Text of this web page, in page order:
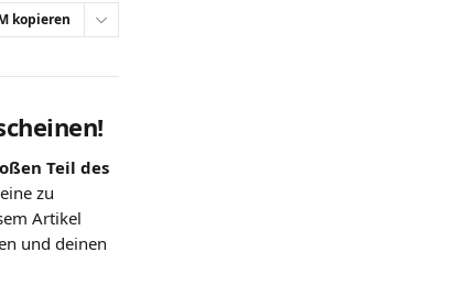
kopieren
Teil des
zu
Artikel
und deinen